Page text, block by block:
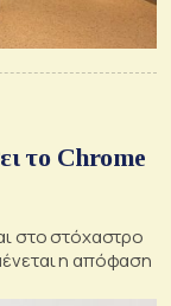
το Chrome
στο στόχαστρο
η απόφαση